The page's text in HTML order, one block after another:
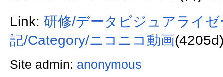
Link: 研修/データビジュアライ
記/Category/ニコニコ動画
Site admin: anonymous